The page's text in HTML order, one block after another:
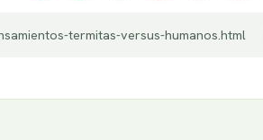
termitas-versus-humanos.html